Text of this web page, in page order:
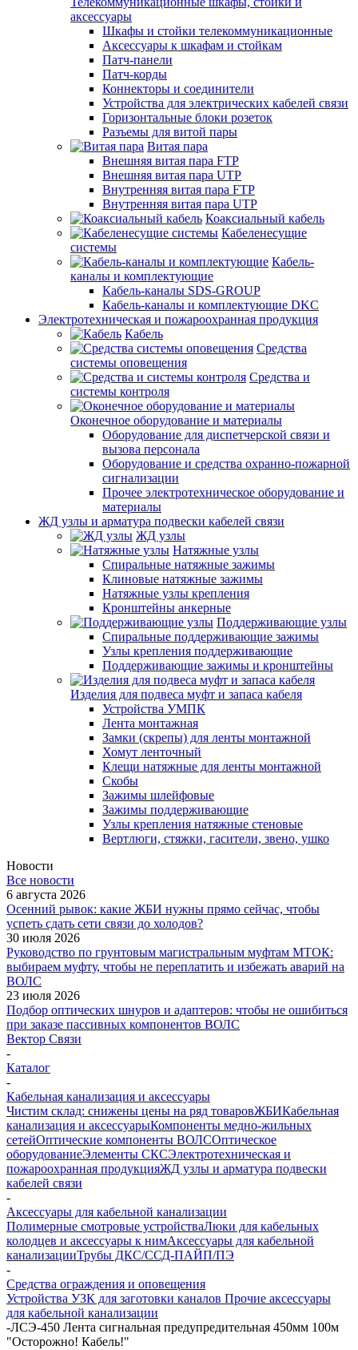
аксессуары
Шкафы и стойки телекоммуникационные
Аксессуары к шкафам и стойкам
Патч-панели
Патч-корды
Коннекторы и соединители
Устройства для электрических кабелей связи
Горизонтальные блоки розеток
Разъемы для витой пары
Витая пара
Внешняя витая пара FTP
Внешняя витая пара UTP
Внутренняя витая пара FTP
Внутренняя витая пара UTP
Коаксиальный кабель
Кабеленесущие
системы
Кабель-
каналы и комплектующие
Кабель-каналы SDS-GROUP
Кабель-каналы и комплектующие DKC
Электротехническая и пожароохранная продукция
Кабель
Средства
системы оповещения
Средства и
системы контроля
Оконечное оборудование и материалы
Оборудование для диспетчерской связи и
вызова персонала
Оборудование и средства охранно-пожарной
сигнализации
Прочее электротехническое оборудование и
материалы
ЖД узлы и арматура подвески кабелей связи
ЖД узлы
Натяжные узлы
Спиральные натяжные зажимы
Клиновые натяжные зажимы
Натяжные узлы крепления
Кронштейны анкерные
Поддерживающие узлы
Спиральные поддерживающие зажимы
Узлы крепления поддерживающие
Поддерживающие зажимы и кронштейны
Изделия для подвеса муфт и запаса кабеля
Устройства УМПК
Лента монтажная
Замки (скрепы) для ленты монтажной
Хомут ленточный
Клещи натяжные для ленты монтажной
Скобы
Зажимы шлейфовые
Зажимы поддерживающие
Узлы крепления натяжные стеновые
Вертлюги, стяжки, гасители, звено, ушко
Новости
Все новости
6 августа 2026
Осенний рывок: какие ЖБИ нужны прямо сейчас, чтобы
успеть сдать сети связи до холодов?
30 июля 2026
Руководство по грунтовым магистральным муфтам МТОК:
выбираем муфту, чтобы не переплатить и избежать аварий на
ВОЛС
23 июля 2026
Подбор оптических шнуров и адаптеров: чтобы не ошибиться
при заказе пассивных компонентов ВОЛС
Вектор Связи
-
Каталог
-
Кабельная канализация и аксессуары
Чистим склад: снижены цены на ряд товаровЖБИКабельная
канализация и аксессуарыКомпоненты медно-жильных
сетейОптические компоненты ВОЛСОптическое
оборудованиеЭлементы СКСЭлектротехническая и
пожароохранная продукцияЖД узлы и арматура подвески
кабелей связи
-
Аксессуары для кабельной канализации
Полимерные смотровые устройстваЛюки для кабельных
колодцев и аксессуары к нимАксессуары для кабельной
канализацииТрубы ДКС/ССД-ПАЙП/ПЭ
-
Средства ограждения и оповещения
Устройства УЗК для заготовки каналов Прочие аксессуары
для кабельной канализации
-ЛСЭ-450 Лента сигнальная предупредительная 450мм 100м
"Осторожно! Кабель!"